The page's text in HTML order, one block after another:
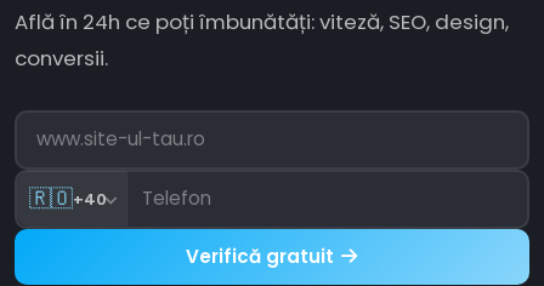
Află în 24h ce poți îmbunătăți: viteză, SEO, design,
conversii.
🇷🇴+40
Verifică gratuit